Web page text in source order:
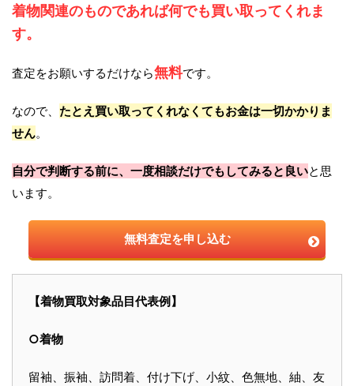
着物関連のものであれば何でも買い取ってくれま
す。
査定をお願いするだけなら無料です。
なので、 たとえ買い取ってくれなくてもお金は一切かかりま
せん。
自分で判断する前に、一度相談だけでもしてみると良いと思
います。
無料査定を申し込む
【着物買取対象品目代表例】
○着物
留袖、振袖、訪問着、付け下げ、小紋、色無地、紬、友